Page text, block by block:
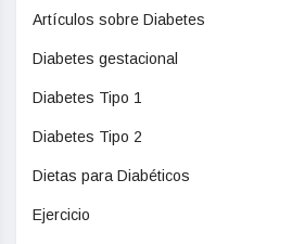
Artículos sobre Diabetes
Diabetes gestacional
Diabetes Tipo 1
Diabetes Tipo 2
Dietas para Diabéticos
Ejercicio